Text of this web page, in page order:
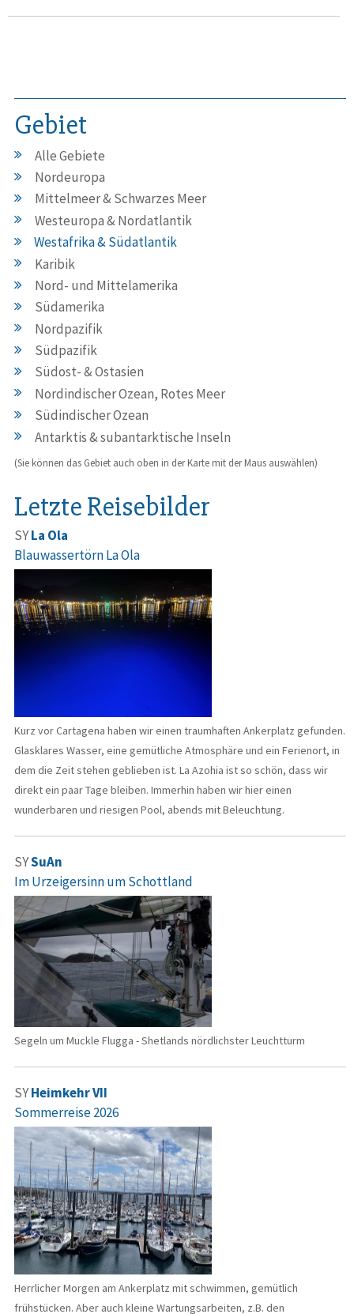
Gebiet
Alle Gebiete
Nordeuropa
Mittelmeer & Schwarzes Meer
Westeuropa & Nordatlantik
Westafrika & Südatlantik
Karibik
Nord- und Mittelamerika
Südamerika
Nordpazifik
Südpazifik
Südost- & Ostasien
Nordindischer Ozean, Rotes Meer
Südindischer Ozean
Antarktis & subantarktische Inseln
(Sie können das Gebiet auch oben in der Karte mit der Maus auswählen)
Letzte Reisebilder
SYLa Ola
Blauwassertörn La Ola
Kurz vor Cartagena haben wir einen traumhaften Ankerplatz gefunden.
Glasklares Wasser, eine gemütliche Atmosphäre und ein Ferienort, in
dem die Zeit stehen geblieben ist. La Azohia ist so schön, dass wir
direkt ein paar Tage bleiben. Immerhin haben wir hier einen
wunderbaren und riesigen Pool, abends mit Beleuchtung.
SYSuAn
Im Urzeigersinn um Schottland
Segeln um Muckle Flugga - Shetlands nördlichster Leuchtturm
SYHeimkehr VII
Sommerreise 2026
Herrlicher Morgen am Ankerplatz mit schwimmen, gemütlich
frühstücken. Aber auch kleine Wartungsarbeiten, z.B. den